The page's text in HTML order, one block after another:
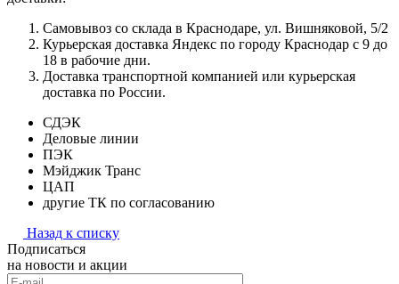
Самовывоз со склада в Краснодаре, ул. Вишняковой, 5/2
Курьерская доставка Яндекс по городу Краснодар с 9 до
18 в рабочие дни.
Доставка транспортной компанией или курьерская
доставка по России.
СДЭК
Деловые линии
ПЭК
Мэйджик Транс
ЦАП
другие ТК по согласованию
Назад к списку
Подписаться
на новости и акции